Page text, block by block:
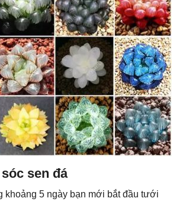
sen đá
khoảng 5 ngày bạn mới bắt đầu tưới